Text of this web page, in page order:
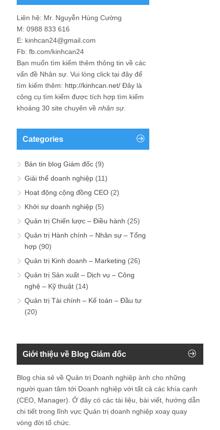
Liên hệ: Mr. Nguyễn Hùng Cường
M: 0988 833 616
E: kinhcan24@gmail.com
Fb: fb.com/kinhcan24
Bạn muốn tìm kiếm thêm thông tin về các
vấn đề Nhân sự . Vui lòng click tại đây để
tìm kiếm thêm: http://kinhcan.net/ Đây là
công cụ tìm kiếm được tích hợp tìm kiếm
khoảng 30 site chuyên về nhân sự.
Categories
Bản tin blog Giám đốc (9)
Giải thể doanh nghiệp (11)
Hoạt động cộng đồng CEO (2)
Khởi sự doanh nghiệp (5)
Quản trị Chiến lược – Điều hành (25)
Quản trị Hành chính – Nhân sự – Tổng
hợp (90)
Quản trị Kinh doanh – Marketing (26)
Quản trị Sản xuất – Dịch vụ – Công
nghệ – Kỹ thuật (14)
Quản trị Tài chính – Kế toán – Đầu tư
(20)
Giới thiệu về Blog Giám đốc
Blog chia sẻ về Quản trị Doanh nghiệp ành cho những
người quan tâm tới Doanh nghiệp với tất cả các khía cạnh
(CEO, Manager). Ở đây có các tài liệu, bài viết, hướng dẫn
chi tiết trong lĩnh vực Quản trị doanh nghiệp xoay quay
vòng đời tổ chức.